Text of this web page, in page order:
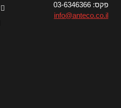
פקס: 03-6346366
info@anteco.co.il